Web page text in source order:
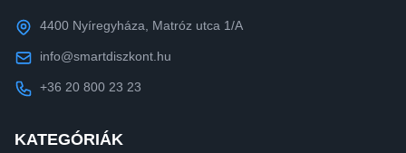
4400 Nyíregyháza, Matróz utca 1/A
info@smartdiszkont.hu
+36 20 800 23 23
KATEGÓRIÁK